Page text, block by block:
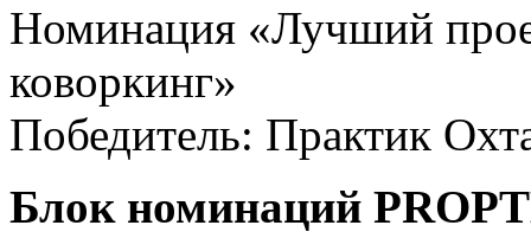
Номинация «Лучший
коворкинг»
Победитель: Практик
Блок номинаций